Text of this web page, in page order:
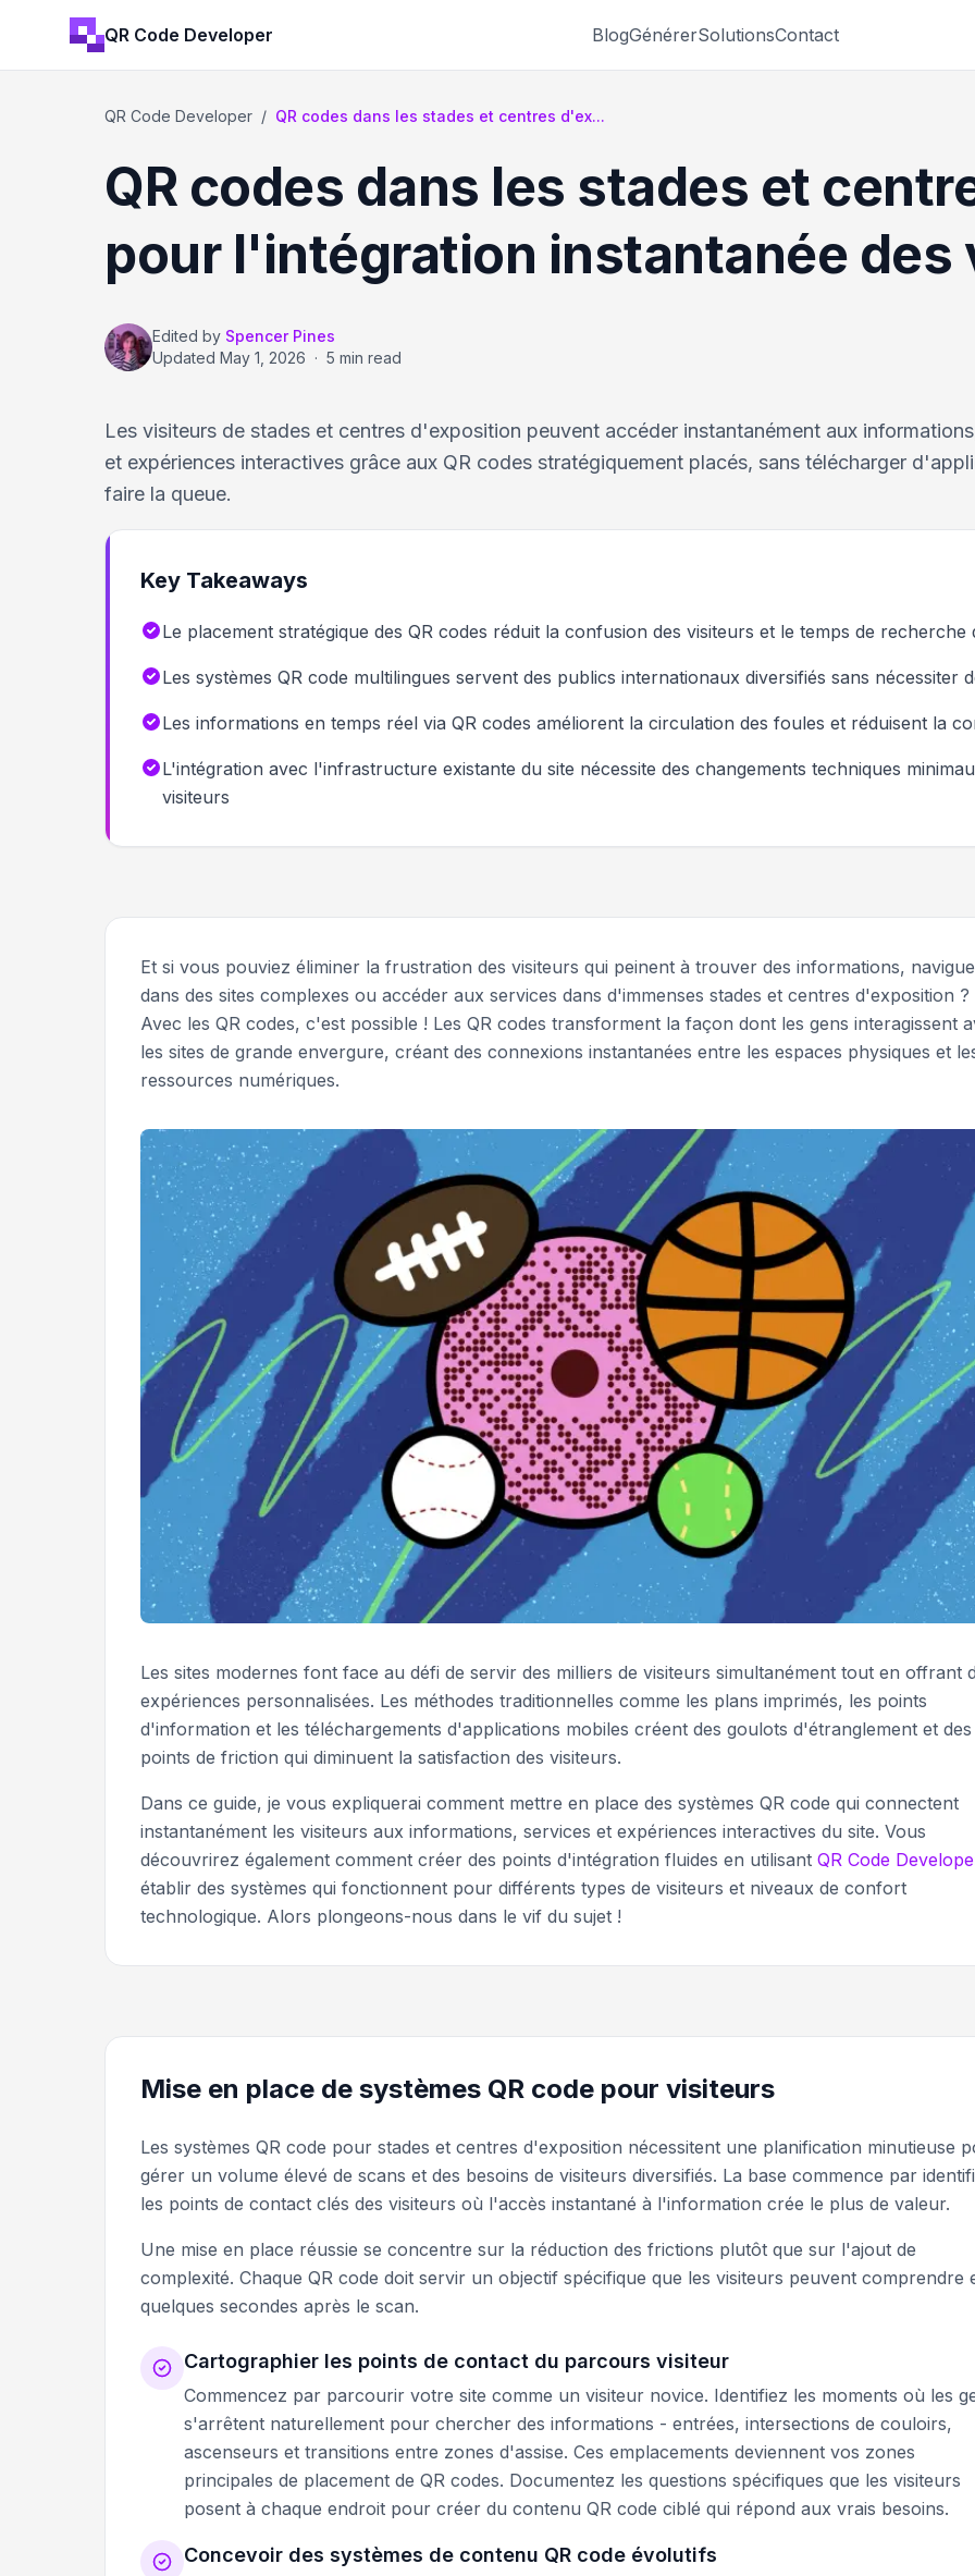
QR Code Developer BlogGénérerSolutionsContact
QR Code Developer / QR codes dans les stades et centres d'ex...
QR codes dans les stades et
pour l'intégration instantanée des
Edited by Spencer Pines
Updated May 1, 2026 · 5 min read
Les visiteurs de stades et centres d'exposition peuvent accéder instantanément aux
et expériences interactives grâce aux QR codes stratégiquement placés, sans télécharger
faire la queue.
Key Takeaways
Le placement stratégique des QR codes réduit la confusion des visiteurs et le temps de
Les systèmes QR code multilingues servent des publics internationaux diversifiés sans nécessiter
Les informations en temps réel via QR codes améliorent la circulation des foules et réduisent la
L'intégration avec l'infrastructure existante du site nécessite des changements techniques
visiteurs
Et si vous pouviez éliminer la frustration des visiteurs qui peinent à trouver des informations,
dans des sites complexes ou accéder aux services dans d'immenses stades et centres d'exposition ?
Avec les QR codes, c'est possible ! Les QR codes transforment la façon dont les gens interagissent
les sites de grande envergure, créant des connexions instantanées entre les espaces physiques et
ressources numériques.
Les sites modernes font face au défi de servir des milliers de visiteurs simultanément tout en offrant
expériences personnalisées. Les méthodes traditionnelles comme les plans imprimés, les points
d'information et les téléchargements d'applications mobiles créent des goulots d'étranglement et des
points de friction qui diminuent la satisfaction des visiteurs.
Dans ce guide, je vous expliquerai comment mettre en place des systèmes QR code qui connectent
instantanément les visiteurs aux informations, services et expériences interactives du site. Vous
découvrirez également comment créer des points d'intégration fluides en utilisant QR Code
établir des systèmes qui fonctionnent pour différents types de visiteurs et niveaux de confort
technologique. Alors plongeons-nous dans le vif du sujet !
Mise en place de systèmes QR code pour visiteurs
Les systèmes QR code pour stades et centres d'exposition nécessitent une planification minutieuse
gérer un volume élevé de scans et des besoins de visiteurs diversifiés. La base commence par
les points de contact clés des visiteurs où l'accès instantané à l'information crée le plus de valeur.
Une mise en place réussie se concentre sur la réduction des frictions plutôt que sur l'ajout de
complexité. Chaque QR code doit servir un objectif spécifique que les visiteurs peuvent comprendre
quelques secondes après le scan.
Cartographier les points de contact du parcours visiteur
Commencez par parcourir votre site comme un visiteur novice. Identifiez les moments où les
s'arrêtent naturellement pour chercher des informations - entrées, intersections de couloirs,
ascenseurs et transitions entre zones d'assise. Ces emplacements deviennent vos zones
principales de placement de QR codes. Documentez les questions spécifiques que les visiteurs
posent à chaque endroit pour créer du contenu QR code ciblé qui répond aux vrais besoins.
Concevoir des systèmes de contenu QR code évolutifs